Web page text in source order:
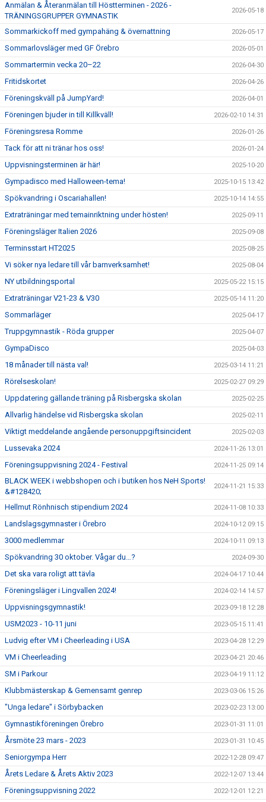
Anmälan & Återanmälan till Höstterminen - 2026 -
TRÄNINGSGRUPPER GYMNASTIK
2026-05-18
Sommarkickoff med gympahäng & övernattning 2026-05-17
Sommarlovsläger med GF Örebro 2026-05-01
Sommartermin vecka 20–22 2026-04-30
Fritidskortet 2026-04-26
Föreningskväll på JumpYard! 2026-04-01
Föreningen bjuder in till Killkväll! 2026-02-10 14:31
Föreningsresa Romme 2026-01-26
Tack för att ni tränar hos oss! 2026-01-24
Uppvisningsterminen är här! 2025-10-20
Gympadisco med Halloween-tema! 2025-10-15 13:42
Spökvandring i Oscariahallen! 2025-10-14 14:55
Extraträningar med temainriktning under hösten! 2025-09-11
Föreningsläger Italien 2026 2025-09-08
Terminsstart HT2025 2025-08-25
Vi söker nya ledare till vår barnverksamhet! 2025-08-04
NY utbildningsportal 2025-05-22 15:15
Extraträningar V21-23 & V30 2025-05-14 11:20
Sommarläger 2025-04-17
Truppgymnastik - Röda grupper 2025-04-07
GympaDisco 2025-04-03
18 månader till nästa val! 2025-03-14 11:21
Rörelseskolan! 2025-02-27 09:29
Uppdatering gällande träning på Risbergska skolan 2025-02-25
Allvarlig händelse vid Risbergska skolan 2025-02-11
Viktigt meddelande angående personuppgiftsincident 2025-02-03
Lussevaka 2024 2024-11-26 13:01
Föreningsuppvisning 2024 - Festival 2024-11-25 09:14
BLACK WEEK i webbshopen och i butiken hos NeH Sports!
&#128420;
2024-11-21 15:33
Hellmut Rönhnisch stipendium 2024 2024-11-08 10:33
Landslagsgymnaster i Örebro 2024-10-12 09:15
3000 medlemmar 2024-10-11 09:13
Spökvandring 30 oktober. Vågar du…? 2024-09-30
Det ska vara roligt att tävla 2024-04-17 10:44
Föreningsläger i Lingvallen 2024! 2024-02-14 14:57
Uppvisningsgymnastik! 2023-09-18 12:28
USM2023 - 10-11 juni 2023-05-15 11:41
Ludvig efter VM i Cheerleading i USA 2023-04-28 12:29
VM i Cheerleading 2023-04-21 20:46
SM i Parkour 2023-04-19 11:12
Klubbmästerskap & Gemensamt genrep 2023-03-06 15:26
"Unga ledare" i Sörbybacken 2023-02-23 13:00
Gymnastikföreningen Örebro 2023-01-31 11:01
Årsmöte 23 mars - 2023 2023-01-31 10:45
Seniorgympa Herr 2022-12-28 09:47
Årets Ledare & Årets Aktiv 2023 2022-12-07 13:44
Föreningsuppvisning 2022 2022-12-01 12:21